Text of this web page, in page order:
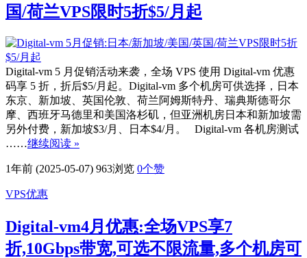
国/荷兰VPS限时5折$5/月起
Digital-vm 5 月促销活动来袭，全场 VPS 使用 Digital-vm 优惠
码享 5 折，折后$5/月起。Digital-vm 多个机房可供选择，日本
东京、新加坡、英国伦敦、荷兰阿姆斯特丹、瑞典斯德哥尔
摩、西班牙马德里和美国洛杉矶，但亚洲机房日本和新加坡需
另外付费，新加坡$3/月、日本$4/月。 Digital-vm 各机房测试
……继续阅读 »
1年前 (2025-05-07) 963浏览 0个赞
VPS优惠
Digital-vm4月优惠:全场VPS享7
折,10Gbps带宽,可选不限流量,多个机房可